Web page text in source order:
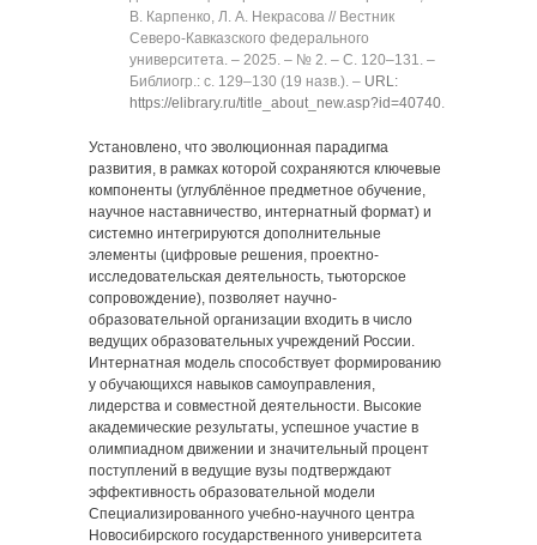
В. Карпенко, Л. А. Некрасова // Вестник
Северо-Кавказского федерального
университета. ‒ 2025. ‒ № 2. ‒ C. 120‒131. ‒
Библиогр.: с. 129‒130 (19 назв.). ‒ URL:
https://elibrary.ru/title_about_new.asp?id=40740.
Установлено, что эволюционная парадигма
развития, в рамках которой сохраняются ключевые
компоненты (углублённое предметное обучение,
научное наставничество, интернатный формат) и
системно интегрируются дополнительные
элементы (цифровые решения, проектно-
исследовательская деятельность, тьюторское
сопровождение), позволяет научно-
образовательной организации входить в число
ведущих образовательных учреждений России.
Интернатная модель способствует формированию
у обучающихся навыков самоуправления,
лидерства и совместной деятельности. Высокие
академические результаты, успешное участие в
олимпиадном движении и значительный процент
поступлений в ведущие вузы подтверждают
эффективность образовательной модели
Специализированного учебно-научного центра
Новосибирского государственного университета